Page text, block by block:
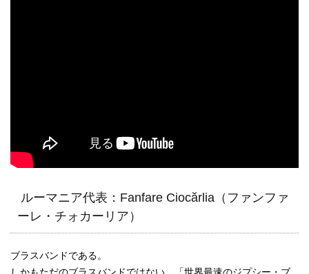
ルーマニア代表：Fanfare Ciocărlia（ファンファ
ーレ・チォカーリア）
ブラスバンドである。